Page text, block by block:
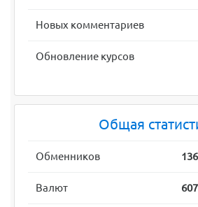
Новых комментариев
Обновление курсов
Общая
Обменников
Валют 607